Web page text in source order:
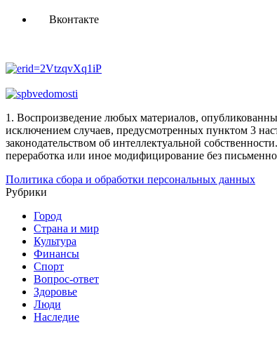
Вконтакте
1. Воспроизведение любых материалов,
исключением случаев, предусмотренных пунктом 3
законодательством об интеллектуальной собственности.
переработка или иное модифицирование без
Политика сбора и обработки персональных данных
Рубрики
Город
Страна и мир
Культура
Финансы
Спорт
Вопрос-ответ
Здоровье
Люди
Наследие